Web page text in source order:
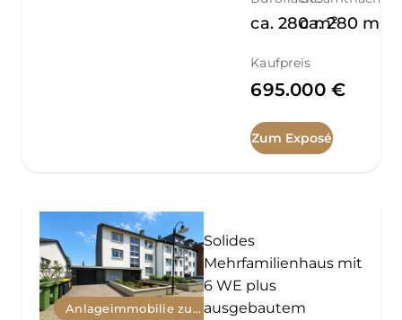
ca. 280 m²
ca. 280 m²
Kaufpreis
695.000 €
Zum Exposé
Anlageimmobilie zum Kauf
Solides
Mehrfamilienhaus mit
6 WE plus
ausgebautem